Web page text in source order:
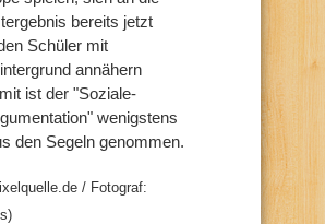
bereits jetzt
Schüler mit
annähern
ist der "Soziale-
wenigstens
den Segeln genommen.
/ Fotograf: